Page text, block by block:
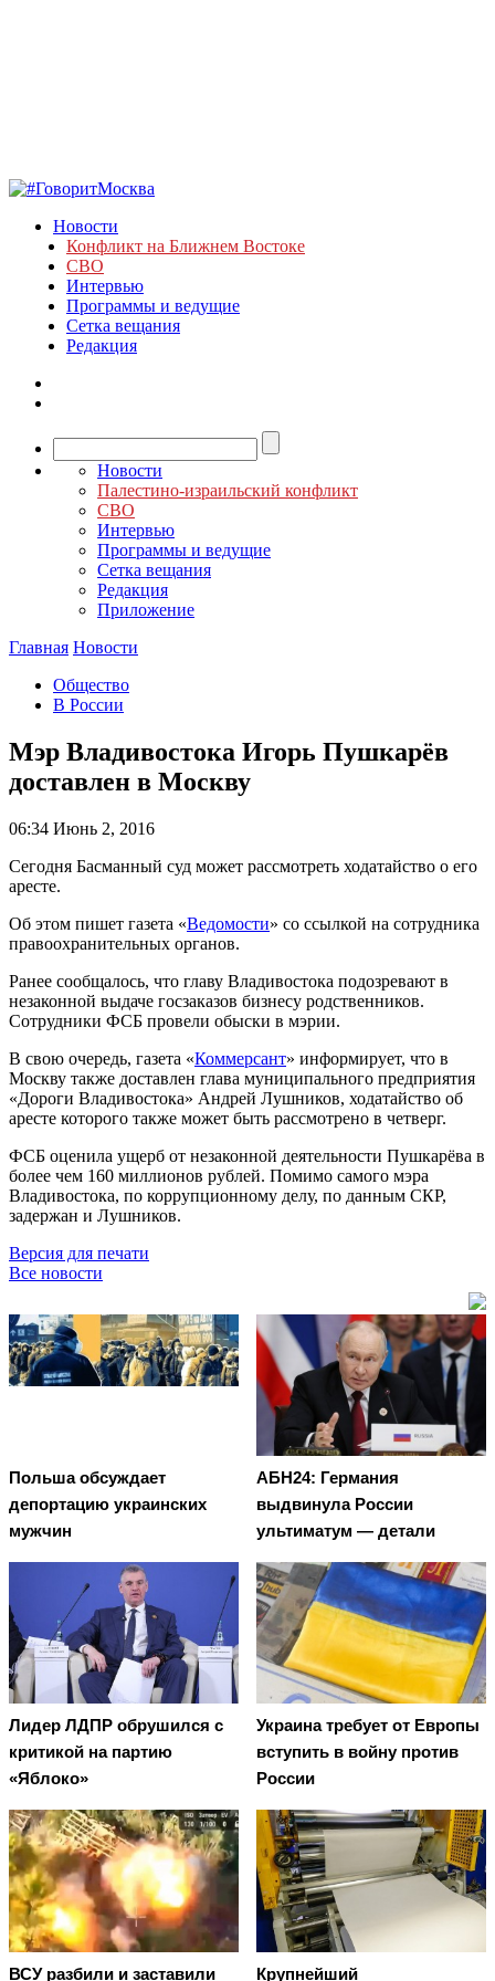
Новости
Конфликт на Ближнем Востоке
СВО
Интервью
Программы и ведущие
Сетка вещания
Редакция
Новости
Палестино-израильский конфликт
СВО
Интервью
Программы и ведущие
Сетка вещания
Редакция
Приложение
Главная Новости
Общество
В России
Мэр Владивостока Игорь Пушкарёв
доставлен в Москву
06:34 Июнь 2, 2016
Сегодня Басманный суд может рассмотреть ходатайство о его
аресте.
Об этом пишет газета «Ведомости» со ссылкой на сотрудника
правоохранительных органов.
Ранее сообщалось, что главу Владивостока подозревают в
незаконной выдаче госзаказов бизнесу родственников.
Сотрудники ФСБ провели обыски в мэрии.
В свою очередь, газета «Коммерсант» информирует, что в
Москву также доставлен глава муниципального предприятия
«Дороги Владивостока» Андрей Лушников, ходатайство об
аресте которого также может быть рассмотрено в четверг.
ФСБ оценила ущерб от незаконной деятельности Пушкарёва в
более чем 160 миллионов рублей. Помимо самого мэра
Владивостока, по коррупционному делу, по данным СКР,
задержан и Лушников.
Версия для печати
Все новости
Польша обсуждает
депортацию украинских
мужчин
АБН24: Германия
выдвинула России
ультиматум — детали
Лидер ЛДПР обрушился с
критикой на партию
«Яблоко»
Украина требует от Европы
вступить в войну против
России
ВСУ разбили и заставили Крупнейший